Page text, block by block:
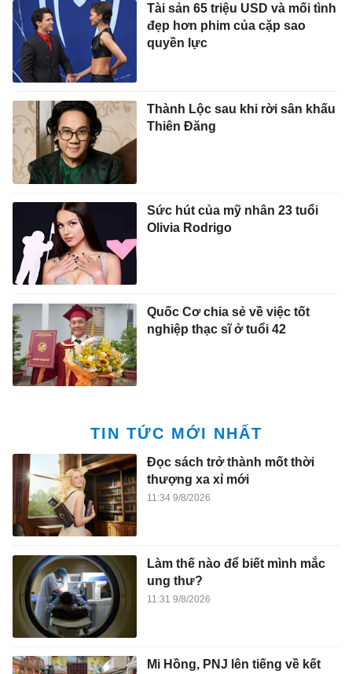
Tài sản 65 triệu USD và mối tình
đẹp hơn phim của cặp sao
quyền lực
Thành Lộc sau khi rời sân khấu
Thiên Đăng
Sức hút của mỹ nhân 23 tuổi
Olivia Rodrigo
Quốc Cơ chia sẻ về việc tốt
nghiệp thạc sĩ ở tuổi 42
TIN TỨC MỚI NHẤT
Đọc sách trở thành mốt thời
thượng xa xỉ mới
11:34 9/8/2026
Làm thế nào để biết mình mắc
ung thư?
11:31 9/8/2026
Mi Hồng, PNJ lên tiếng về kết